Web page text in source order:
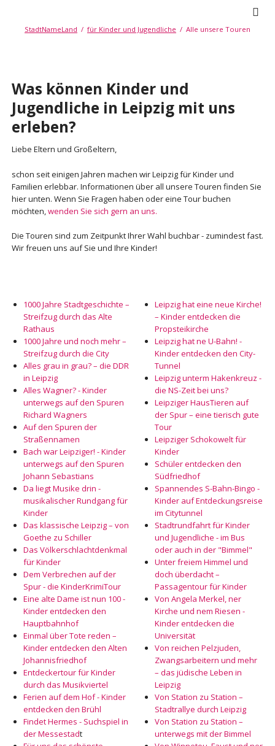
StadtNameLand für Kinder und Jugendliche Alle unsere Touren
Was können Kinder und
Jugendliche in Leipzig mit uns
erleben?
Liebe Eltern und Großeltern,
schon seit einigen Jahren machen wir Leipzig für Kinder und
Familien erlebbar. Informationen über all unsere Touren finden Sie
hier unten. Wenn Sie Fragen haben oder eine Tour buchen
möchten, wenden Sie sich gern an uns.
Die Touren sind zum Zeitpunkt Ihrer Wahl buchbar - zumindest fast.
Wir freuen uns auf Sie und Ihre Kinder!
1000 Jahre Stadtgeschichte –
Streifzug durch das Alte
Rathaus
1000 Jahre und noch mehr –
Streifzug durch die City
Alles grau in grau? – die DDR
in Leipzig
Alles Wagner? - Kinder
unterwegs auf den Spuren
Richard Wagners
Auf den Spuren der
Straßennamen
Bach war Leipziger! - Kinder
unterwegs auf den Spuren
Johann Sebastians
Da liegt Musike drin -
musikalischer Rundgang für
Kinder
Das klassische Leipzig – von
Goethe zu Schiller
Das Völkerschlachtdenkmal
für Kinder
Dem Verbrechen auf der
Spur - die KinderKrimiTour
Eine alte Dame ist nun 100 -
Kinder entdecken den
Hauptbahnhof
Einmal über Tote reden –
Kinder entdecken den Alten
Johannisfriedhof
Entdeckertour für Kinder
durch das Musikviertel
Ferien auf dem Hof - Kinder
entdecken den Brühl
Findet Hermes - Suchspiel in
der Messestadt
Leipzig hat eine neue Kirche!
– Kinder entdecken die
Propsteikirche
Leipzig hat ne U-Bahn! -
Kinder entdecken den City-
Tunnel
Leipzig unterm Hakenkreuz -
die NS-Zeit bei uns?
Leipziger HausTieren auf
der Spur – eine tierisch gute
Tour
Leipziger Schokowelt für
Kinder
Schüler entdecken den
Südfriedhof
Spannendes S-Bahn-Bingo -
Kinder auf Entdeckungsreise
im Citytunnel
Stadtrundfahrt für Kinder
und Jugendliche - im Bus
oder auch in der "Bimmel"
Unter freiem Himmel und
doch überdacht –
Passagentour für Kinder
Von Angela Merkel, ner
Kirche und nem Riesen -
Kinder entdecken die
Universität
Von reichen Pelzjuden,
Zwangsarbeitern und mehr
– das jüdische Leben in
Leipzig
Von Station zu Station –
Stadtrallye durch Leipzig
Von Station zu Station –
unterwegs mit der Bimmel